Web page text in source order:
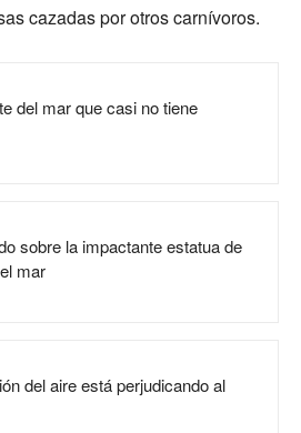
cazadas por otros carnívoros.
del mar que casi no tiene
sobre la impactante estatua de
mar
del aire está perjudicando al